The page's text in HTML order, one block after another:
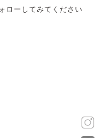
ローしてみてください